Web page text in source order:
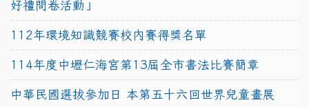
好禮問卷活動」
112年環境知識競賽校內賽得獎名單
114年度中壢仁海宮第13屆全市書法比賽簡章
中華民國選拔參加日 本第五十六回世界兒童畫展